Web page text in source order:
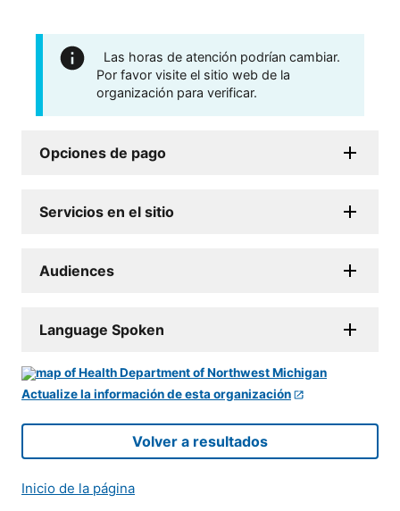
Las horas de atención podrían cambiar.
Por favor visite el sitio web de la
organización para verificar.
Opciones de pago
Servicios en el sitio
Audiences
Language Spoken
Actualize la información de esta organización
Volver a resultados
Inicio de la página